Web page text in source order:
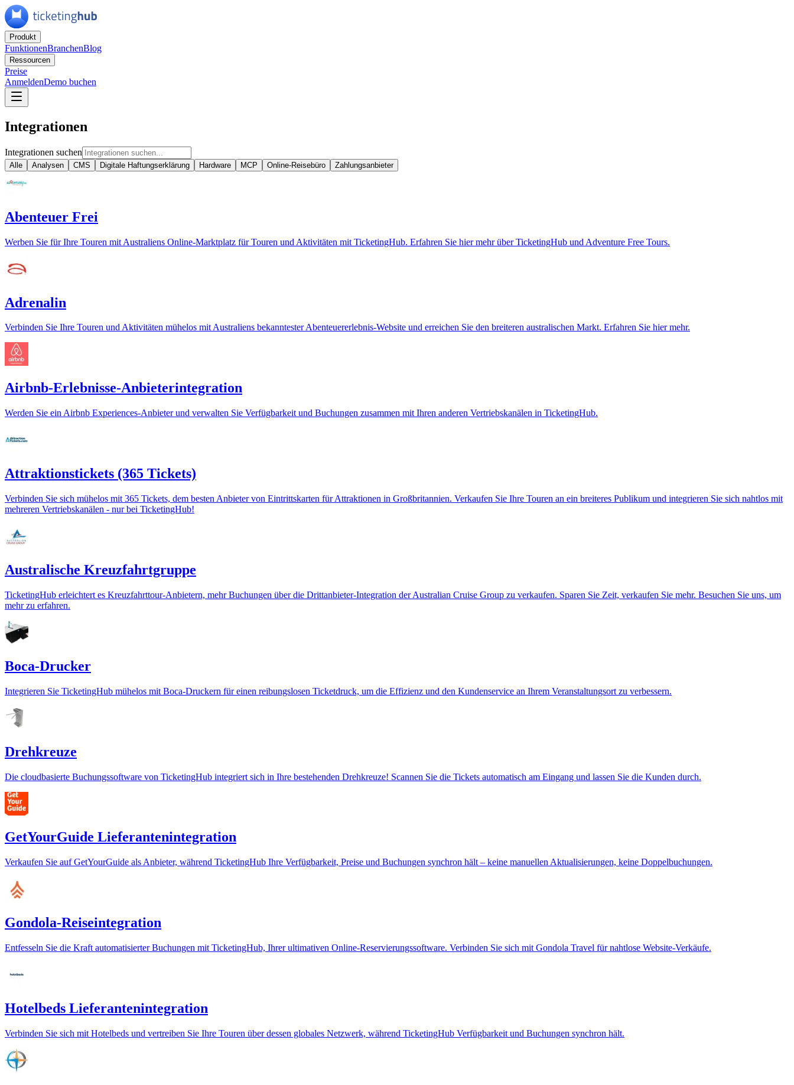
Produkt
FunktionenBranchenBlog
Ressourcen
Preise
AnmeldenDemo buchen
Integrationen
Integrationen suchen
Alle Analysen CMS Digitale Haftungserklärung Hardware MCP Online-Reisebüro Zahlungsanbieter
Abenteuer Frei
Werben Sie für Ihre Touren mit Australiens Online-Marktplatz für Touren und Aktivitäten mit TicketingHub. Erfahren Sie hier mehr über TicketingHub und Adventure Free Tours.
Adrenalin
Verbinden Sie Ihre Touren und Aktivitäten mühelos mit Australiens bekanntester Abenteuererlebnis-Website und erreichen Sie den breiteren australischen Markt. Erfahren Sie hier mehr.
Airbnb-Erlebnisse-Anbieterintegration
Werden Sie ein Airbnb Experiences-Anbieter und verwalten Sie Verfügbarkeit und Buchungen zusammen mit Ihren anderen Vertriebskanälen in TicketingHub.
Attraktionstickets (365 Tickets)
Verbinden Sie sich mühelos mit 365 Tickets, dem besten Anbieter von Eintrittskarten für Attraktionen in Großbritannien. Verkaufen Sie Ihre Touren an ein breiteres Publikum und integrieren Sie sich nahtlos mit
mehreren Vertriebskanälen - nur bei TicketingHub!
Australische Kreuzfahrtgruppe
TicketingHub erleichtert es Kreuzfahrttour-Anbietern, mehr Buchungen über die Drittanbieter-Integration der Australian Cruise Group zu verkaufen. Sparen Sie Zeit, verkaufen Sie mehr. Besuchen Sie uns, um
mehr zu erfahren.
Boca-Drucker
Integrieren Sie TicketingHub mühelos mit Boca-Druckern für einen reibungslosen Ticketdruck, um die Effizienz und den Kundenservice an Ihrem Veranstaltungsort zu verbessern.
Drehkreuze
Die cloudbasierte Buchungssoftware von TicketingHub integriert sich in Ihre bestehenden Drehkreuze! Scannen Sie die Tickets automatisch am Eingang und lassen Sie die Kunden durch.
GetYourGuide Lieferantenintegration
Verkaufen Sie auf GetYourGuide als Anbieter, während TicketingHub Ihre Verfügbarkeit, Preise und Buchungen synchron hält – keine manuellen Aktualisierungen, keine Doppelbuchungen.
Gondola-Reiseintegration
Entfesseln Sie die Kraft automatisierter Buchungen mit TicketingHub, Ihrer ultimativen Online-Reservierungssoftware. Verbinden Sie sich mit Gondola Travel für nahtlose Website-Verkäufe.
Hotelbeds Lieferantenintegration
Verbinden Sie sich mit Hotelbeds und vertreiben Sie Ihre Touren über dessen globales Netzwerk, während TicketingHub Verfügbarkeit und Buchungen synchron hält.